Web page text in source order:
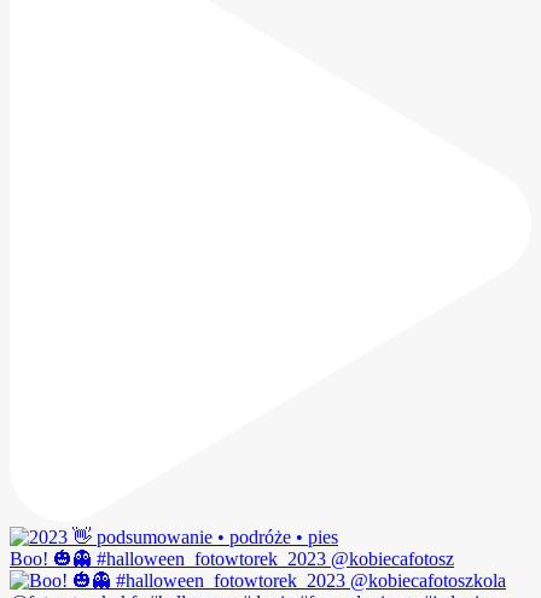
Boo! 🎃👻 #halloween_fotowtorek_2023 @kobiecafotosz